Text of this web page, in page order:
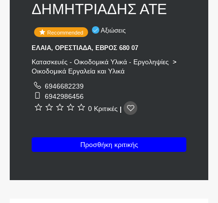
ΔΗΜΗΤΡΙΑΔΗΣ ΑΤΕ
Recommended Αξιώσεις
ΕΛΑΙΑ, ΟΡΕΣΤΙΑΔΑ, ΕΒΡΟΣ 680 07
Κατασκευές - Οικοδομικά Υλικά - Εργοληψίες >
Οικοδομικά Εργαλεία και Υλικά
6946682239
6942986456
0 Κριτικές |
Προσθήκη κριτικής